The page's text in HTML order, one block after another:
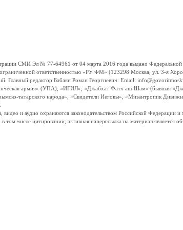
СМИ Эл № 77-64961 от 04 марта 2016 года выдано
ответственностью «РУ ФМ» (123298 Москва, ул. 3-я
Главный редактор Бабаян Роман Георгиевич. Email:
армия» (УПА), «ИГИЛ», «Джабхат Фатх аш-Шам» (бывшая
татарского народа», «Свидетели Иеговы», «Мизантропик
и аудио охраняются законодательством Российской
числе цитировании, активная гиперссылка на материал является